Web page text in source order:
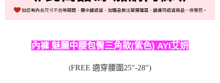
內褲 魅麗中腰包臀三角款(紫色) AYI艾妍
(FREE 適穿腰圍25"-28")